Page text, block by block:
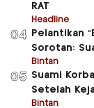
RAT
Headline
04
Pelantikan
Sorotan:
Bintan
05 Suami
Setelah
Bintan